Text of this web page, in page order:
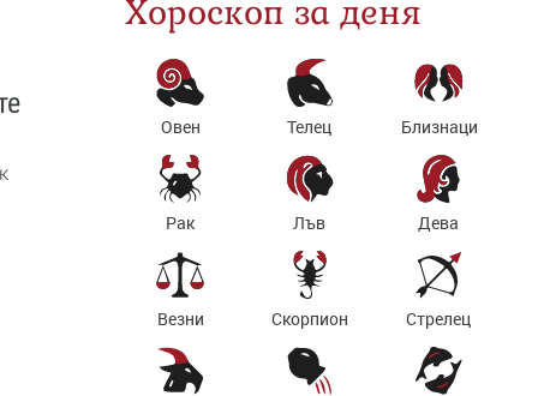
Хороскоп за деня
Овен Телец Близнаци
Рак Лъв Дева
Везни Скорпион Стрелец